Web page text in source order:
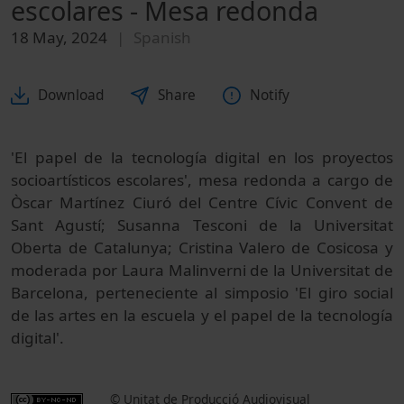
escolares - Mesa redonda
18 May, 2024 Spanish
Download Share Notify
'El papel de la tecnología digital en los proyectos
socioartísticos escolares', mesa redonda a cargo de
Òscar Martínez Ciuró del Centre Cívic Convent de
Sant Agustí; Susanna Tesconi de la Universitat
Oberta de Catalunya; Cristina Valero de Cosicosa y
moderada por Laura Malinverni de la Universitat de
Barcelona, perteneciente al simposio 'El giro social
de las artes en la escuela y el papel de la tecnología
digital'.
© Unitat de Producció Audiovisual